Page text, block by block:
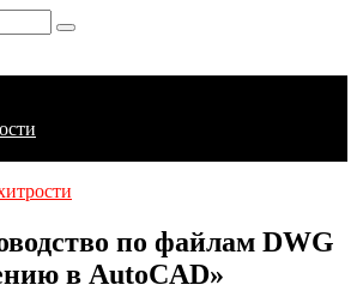
по файлам DWG
в AutoCAD»